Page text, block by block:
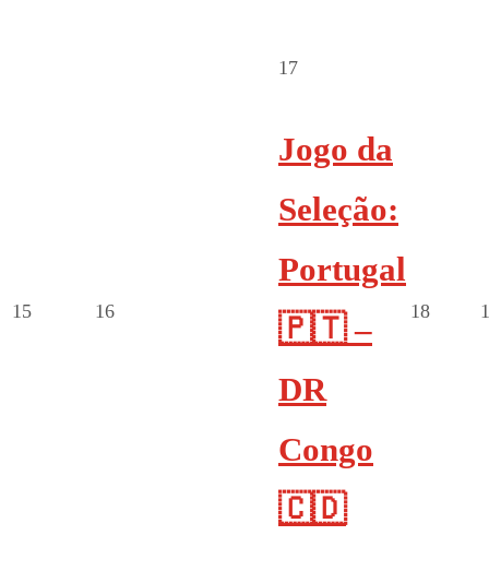
15 16
17
Jogo da
Seleção:
Portugal
🇵🇹 –
DR
Congo
🇨🇩
18